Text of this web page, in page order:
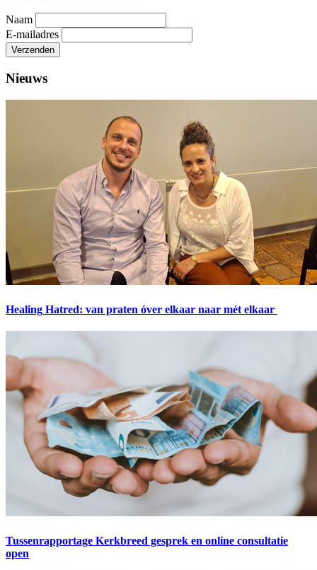
Naam
E-mailadres
Verzenden
Nieuws
Healing Hatred: van praten óver elkaar naar mét elkaar
Tussenrapportage Kerkbreed gesprek en online consultatie
open